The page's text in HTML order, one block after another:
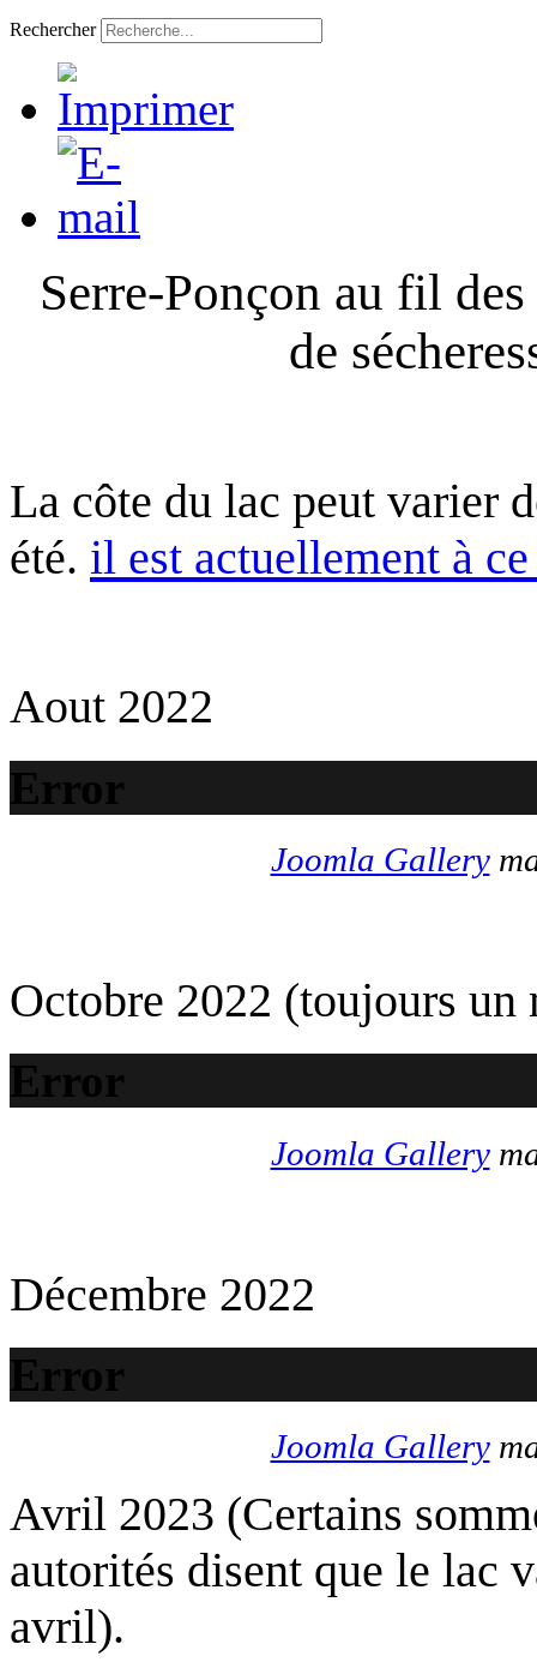
Rechercher
Serre-Ponçon au fil
de
La côte du lac peut varier
été. il est actuellement à
Aout 2022
Error
Joomla Gallery
Octobre 2022 (toujours un
Error
Joomla Gallery
Décembre 2022
Error
Joomla Gallery
Avril 2023 (Certains
autorités disent que le lac
avril).